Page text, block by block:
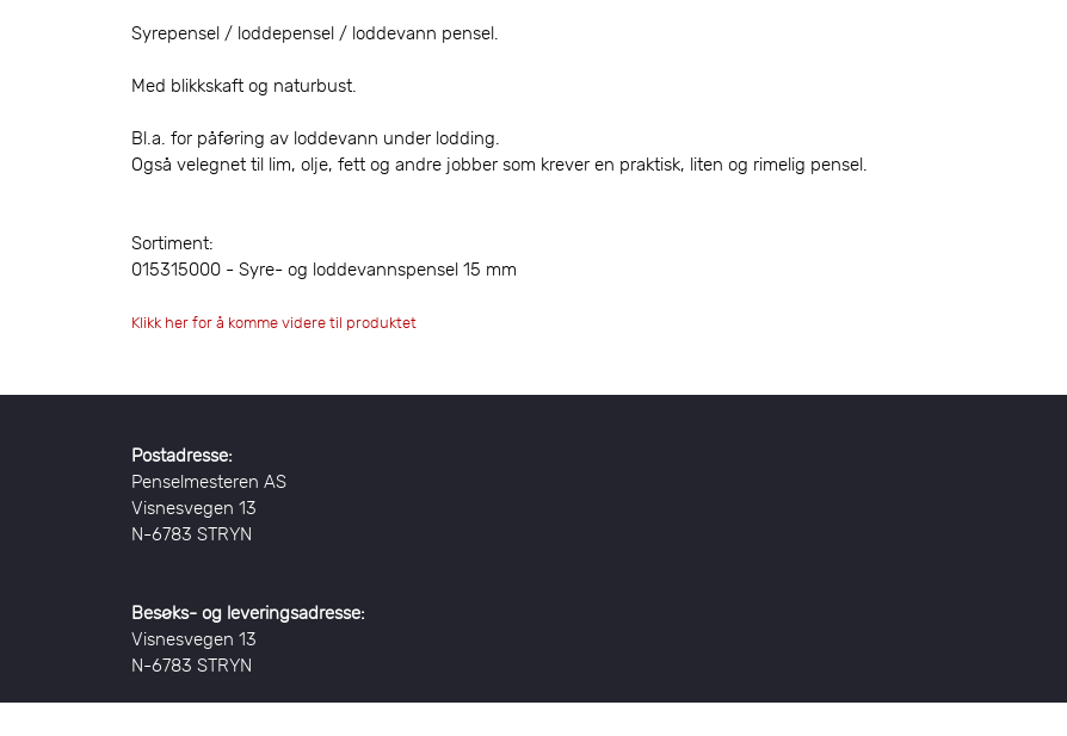
Syrepensel / loddepensel / loddevann pensel.
Med blikkskaft og naturbust.
Bl.a. for påføring av loddevann under lodding.
Også velegnet til lim, olje, fett og andre jobber som krever en praktisk, liten og rimelig pensel.
Sortiment:
015315000 - Syre- og loddevannspensel 15 mm
Klikk her for å komme videre til produktet
Postadresse:
Penselmesteren AS
Visnesvegen 13
N-6783 STRYN
Besøks- og leveringsadresse:
Visnesvegen 13
N-6783 STRYN